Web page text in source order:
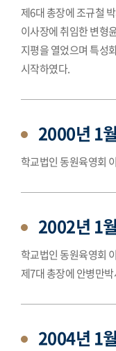
제6대 총장에 조규철
이사장에 취임한 변형
지평을 열었으며 특성
시작하였다.
2000년 1
학교법인 동원육영회
2002년 1
학교법인 동원육영회
제7대 총장에 안병만
2004년 1